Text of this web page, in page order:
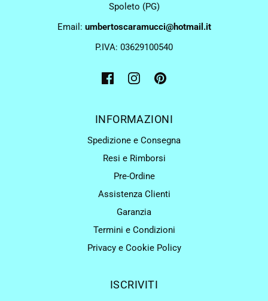
Spoleto (PG)
Email: umbertoscaramucci@hotmail.it
P.IVA: 03629100540
INFORMAZIONI
Spedizione e Consegna
Resi e Rimborsi
Pre-Ordine
Assistenza Clienti
Garanzia
Termini e Condizioni
Privacy e Cookie Policy
ISCRIVITI